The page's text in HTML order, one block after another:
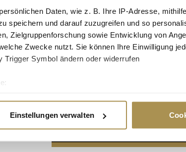
Daten, wie z. B. Ihre IP-Adresse,
speichern und darauf zuzugreifen und so
Zielgruppenforschung sowie Entwicklung von
Zwecke nutzt. Sie können Ihre Einwilligung
Symbol ändern oder widerrufen
Daten verarbeitet werden, und legen Sie Ihre
Einstellungen verwalten
Advertisement